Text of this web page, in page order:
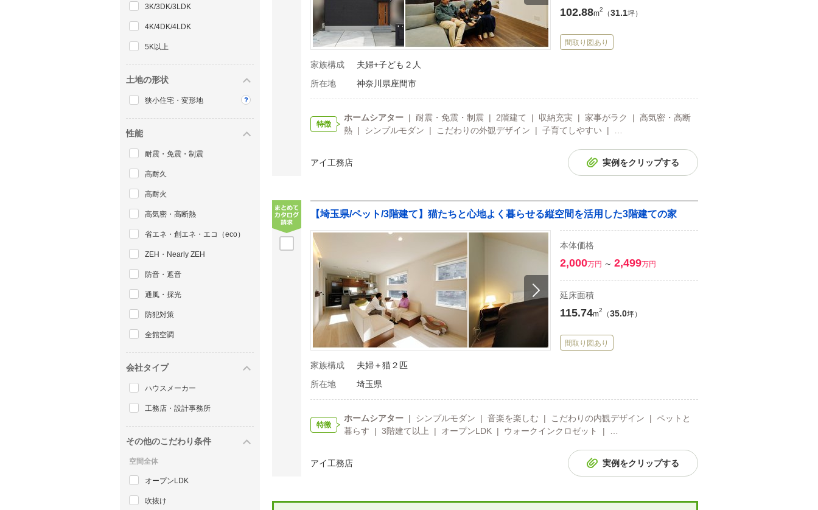
3K/3DK/3LDK
4K/4DK/4LDK
5K以上
土地の形状
狭小住宅・変形地
性能
耐震・免震・制震
高耐久
高耐火
高気密・高断熱
省エネ・創エネ・エコ（eco）
ZEH・Nearly ZEH
防音・遮音
通風・採光
防犯対策
全館空調
会社タイプ
ハウスメーカー
工務店・設計事務所
その他のこだわり条件
空間全体
オープンLDK
吹抜け
102.88m2 （31.1坪）
間取り図あり
家族構成
夫婦+子ども２人
所在地
神奈川県座間市
特徴
ホームシアター| 耐震・免震・制震 | 2階建て | 収納充実 | 家事がラク | 高気密・高断
熱 | シンプルモダン | こだわりの外観デザイン | 子育てしやすい | …
アイ工務店 実例をクリップする
【埼玉県/ペット/3階建て】猫たちと心地よく暮らせる縦空間を活用した3階建ての家
本体価格
2,000万円 ～ 2,499万円
延床面積
115.74m2 （35.0坪）
間取り図あり
家族構成
夫婦＋猫２匹
所在地
埼玉県
特徴
ホームシアター| シンプルモダン | 音楽を楽しむ | こだわりの内観デザイン | ペットと
暮らす | 3階建て以上 | オープンLDK | ウォークインクロゼット | …
アイ工務店 実例をクリップする